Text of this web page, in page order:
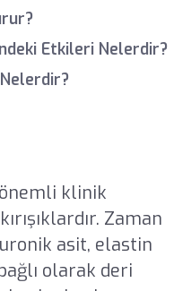
Etkileri Nelerdir?
klinik
Zaman
asit, elastin
olarak deri